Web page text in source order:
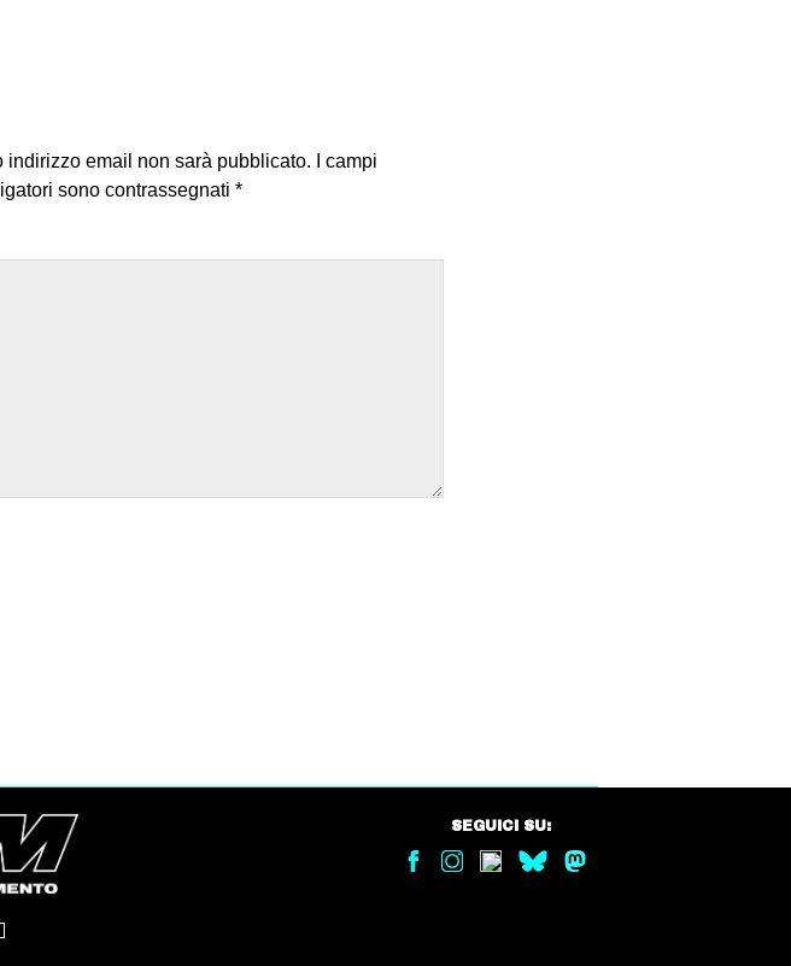
indirizzo email non sarà pubblicato.
I campi
sono contrassegnati *
SEGUICI SU: